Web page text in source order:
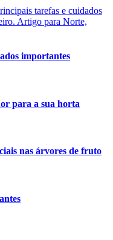
importantes
para a sua horta
nas árvores de fruto